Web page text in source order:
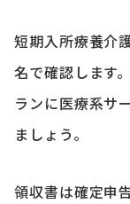
短期入所療養介
名で確認します
ランに医療系サ
ましょう。
領収書は確定申